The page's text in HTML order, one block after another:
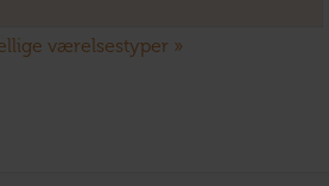
værelsestyper »